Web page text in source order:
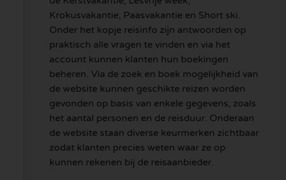
Krokusvakantie, Paasvakantie en Short ski.
Onder het kopje reisinfo zijn antwoorden op
praktisch alle vragen te vinden en via het
account kunnen klanten hun boekingen
beheren. Via de zoek en boek mogelijkheid van
de website kunnen geschikte reizen worden
gevonden op basis van enkele gegevens, zoals
het aantal personen en de reisduur. Onderaan
de website staan diverse keurmerken zichtbaar
zodat klanten precies weten waar ze op
kunnen rekenen bij de reisaanbieder.